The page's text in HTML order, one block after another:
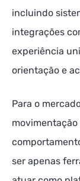
incluindo
integrações
experiência
orientação e
Para o
ser apenas